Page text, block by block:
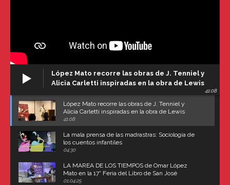
López Mato recorre las obras de J. Tenniel y
Alicia Carletti inspiradas en la obra de Lewis
41:08
López Mato recorre las obras de J. Tenniel y
Alicia Carletti inspiradas en la obra de Lewis
Carroll
41:08
La mala prensa de las madrastras: Sociología de
los cuentos infantiles
04:30
LA MAREA DE LOS TIEMPOS de Omar López
Mato en la 17° Feria del Libro de San José
(Uruguay)
01:04:25